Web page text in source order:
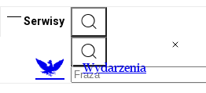
Serwisy
Wydarzenia